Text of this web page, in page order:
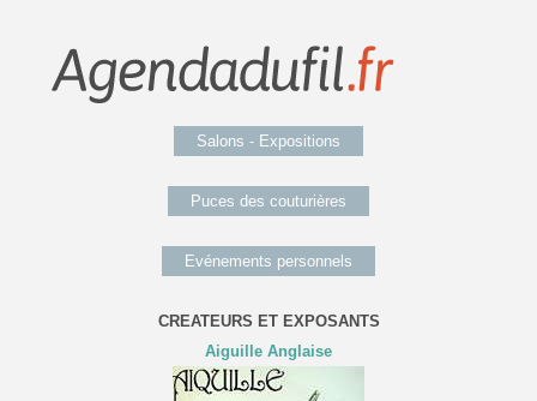
Salons - Expositions
Puces des couturières
Evénements personnels
CREATEURS ET EXPOSANTS
Aiguille Anglaise